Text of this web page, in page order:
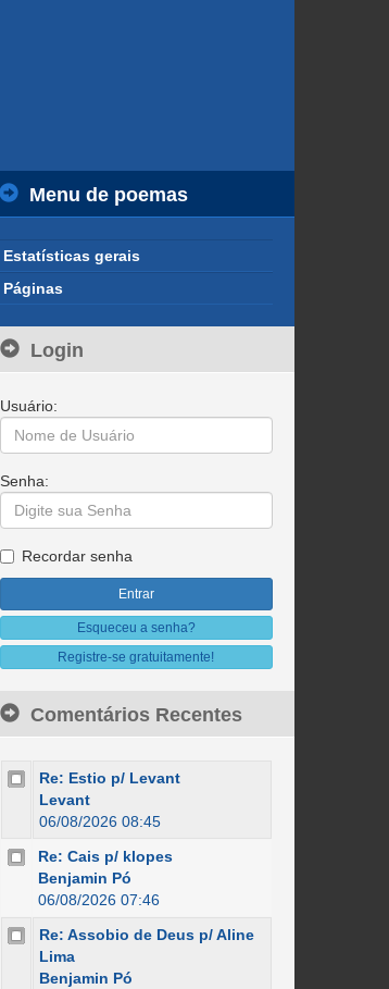
Menu de poemas
Estatísticas gerais
Páginas
Login
Usuário:
Senha:
Recordar senha
Esqueceu a senha?
Registre-se gratuitamente!
Comentários Recentes
Re: Estio p/ Levant
Levant
06/08/2026 08:45
Re: Cais p/ klopes
Benjamin Pó
06/08/2026 07:46
Re: Assobio de Deus p/ Aline
Lima
Benjamin Pó